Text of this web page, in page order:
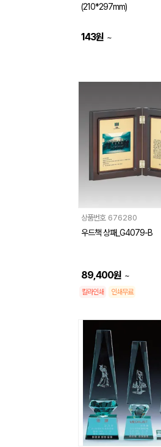
(210*297mm)
143원 ~
상품번호 676280
우드책 상패_G4079-B
89,400원 ~
칼라인쇄 인쇄무료